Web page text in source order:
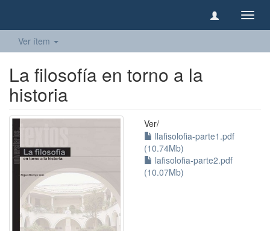
Ver ítem
La filosofía en torno a la
historia
Ver/
llafisolofia-parte1.pdf
(10.74Mb)
lafisolofia-parte2.pdf
(10.07Mb)